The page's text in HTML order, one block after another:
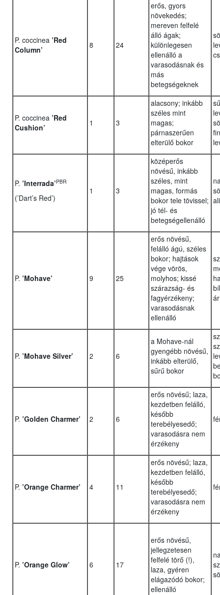
P. coccinea ’Red
Column’
8 24
erős, gyors
növekedés;
mereven felfelé
álló ágak;
különlegesen
ellenálló a
varasodásnak és
más
betegségeknek
P. coccinea ’Red
Cushion’
1 3
alacsony; inkább
széles mint
magas;
párnaszerűen
elterülő bokor
P. ’Interrada’PBR
(’Dart’s Red’)
1 3
középerős
növésű, inkább
széles, mint
magas, formás
bokor tele tövissel;
jó tél- és
betegségellenálló
P. ’Mohave’ 9 25
erős növésű,
felálló ágú, széles
bokor; hajtások
vége vörös,
molyhos; kissé
szárazság- és
fagyérzékeny;
varasodásnak
ellenálló
P. ’Mohave Silver’ 2 6
a Mohave-nál
gyengébb növésű,
inkább elterülő,
sűrű bokor
P. ’Golden Charmer’ 2 6
erős növésű; laza,
kezdetben felálló,
később
terebélyesedő;
varasodásra nem
érzékeny
P. ’Orange Charmer’ 4 11
erős növésű; laza,
kezdetben felálló,
később
terebélyesedő;
varasodásra nem
érzékeny
P. ’Orange Glow’ 6 17
erős növésű,
jellegzetesen
felfelé törő (!),
laza, gyéren
elágazódó bokor;
ellenálló